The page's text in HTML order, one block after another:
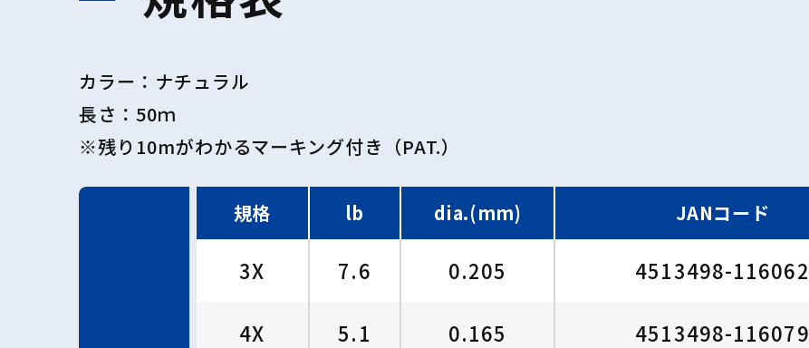
カラー：ナチュラル
長さ：50ｍ
※残り10mがわかるマーキング付き（PAT.）
規格 lb dia.(mm) JANコード
3X 7.6 0.205 4513498-116062
4X 5.1 0.165 4513498-116079